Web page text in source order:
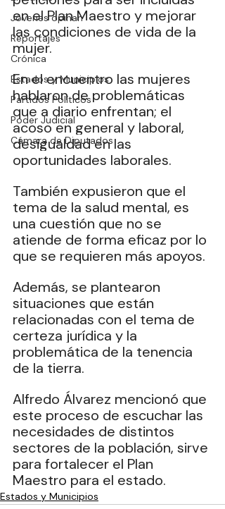
Jóvenes opinan
Reportajes
Crónica
Estados y Municipios
Partidos Políticos
Poder Judicial
Cámara de Diputados
en el Plan Maestro y mejorar
las condiciones de vida de la
mujer.
En el encuentro las mujeres
hablaron de problemáticas
que a diario enfrentan; el
acoso en general y laboral,
desigualdad en las
oportunidades laborales.
También expusieron que el
tema de la salud mental, es
una cuestión que no se
atiende de forma eficaz por lo
que se requieren más apoyos.
Además, se plantearon
situaciones que están
relacionadas con el tema de
certeza jurídica y la
problemática de la tenencia
de la tierra.
Alfredo Álvarez mencionó que
este proceso de escuchar las
necesidades de distintos
sectores de la población, sirve
para fortalecer el Plan
Maestro para el estado.
Estados y Municipios